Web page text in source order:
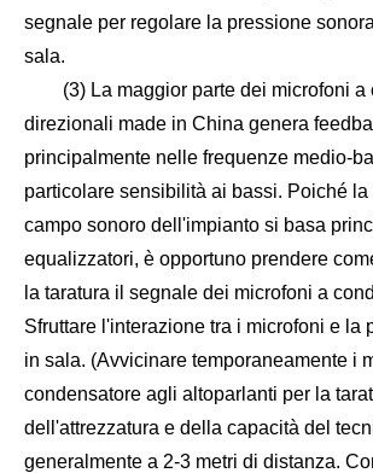
segnale per regolare la pressione
sala.
(3) La maggior parte dei microfoni a
direzionali made in China genera
principalmente nelle frequenze medio-
particolare sensibilità ai bassi. Poiché la
campo sonoro dell'impianto si basa
equalizzatori, è opportuno prendere
la taratura il segnale dei microfoni a
Sfruttare l'interazione tra i microfoni e la
in sala. (Avvicinare temporaneamente i
condensatore agli altoparlanti per la
dell'attrezzatura e della capacità del
generalmente a 2-3 metri di distanza.